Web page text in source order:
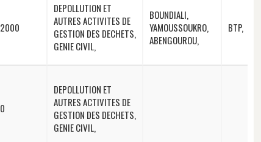
2000
DEPOLLUTION ET
AUTRES ACTIVITES DE
GESTION DES DECHETS,
GENIE CIVIL,
BOUNDIALI,
YAMOUSSOUKRO,
ABENGOUROU,
BTP,
0
DEPOLLUTION ET
AUTRES ACTIVITES DE
GESTION DES DECHETS,
GENIE CIVIL,